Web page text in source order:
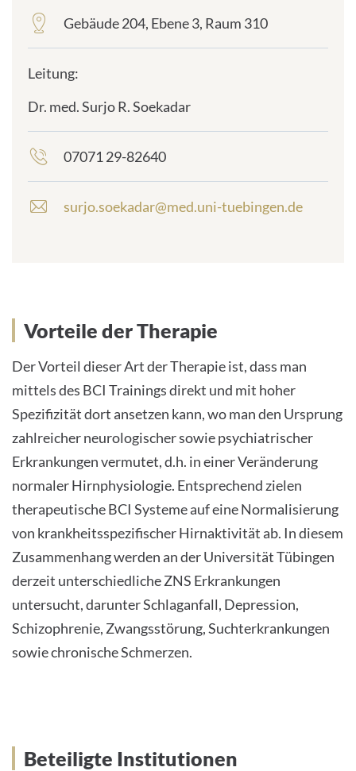
frontend.sr-
Gebäude 204, Ebene 3, Raum 310
Leitung:
frontend.sr-
Dr. med. Surjo R. Soekadar
frontend.sr-
07071 29-82640
E
A
r
s
s
e
surjo.soekadar@med.uni-tuebingen.de
Vorteile der Therapie
Der Vorteil dieser Art der Therapie ist, dass man
mittels des BCI Trainings direkt und mit hoher
Spezifizität dort ansetzen kann, wo man den Ursprung
zahlreicher neurologischer sowie psychiatrischer
Erkrankungen vermutet, d.h. in einer Veränderung
normaler Hirnphysiologie. Entsprechend zielen
therapeutische BCI Systeme auf eine Normalisierung
von krankheitsspezifischer Hirnaktivität ab. In diesem
Zusammenhang werden an der Universität Tübingen
derzeit unterschiedliche ZNS Erkrankungen
untersucht, darunter Schlaganfall, Depression,
Schizophrenie, Zwangsstörung, Suchterkrankungen
sowie chronische Schmerzen.
Beteiligte Institutionen